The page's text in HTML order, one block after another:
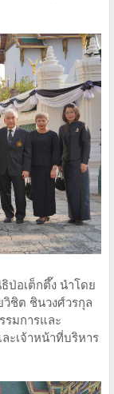
ป่อเต็กตึ๊ง นำโดย
วิชิต ชินวงศ์วรกุล
รมการและ
ะเจ้าหน้าที่บริหาร